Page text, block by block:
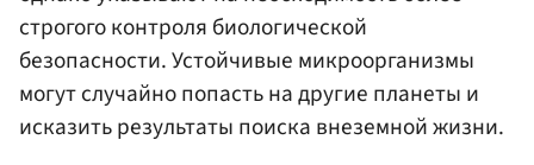
строгого контроля биологической
безопасности. Устойчивые микроорганизмы
могут случайно попасть на другие планеты и
исказить результаты поиска внеземной жизни.